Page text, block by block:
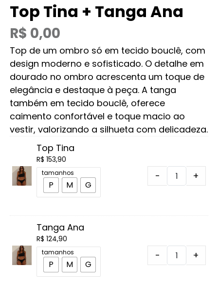
Top Tina + Tanga Ana
R$ 0,00
Top de um ombro só em tecido bouclê, com
design moderno e sofisticado. O detalhe em
dourado no ombro acrescenta um toque de
elegância e destaque à peça. A tanga
também em tecido bouclê, oferece
caimento confortável e toque macio ao
vestir, valorizando a silhueta com delicadeza.
Top Tina
R$ 153,90
tamanhos
P M G
-
Top
Tina
+
Tanga Ana
R$ 124,90
tamanhos
P M G
-
Tanga
Ana
+